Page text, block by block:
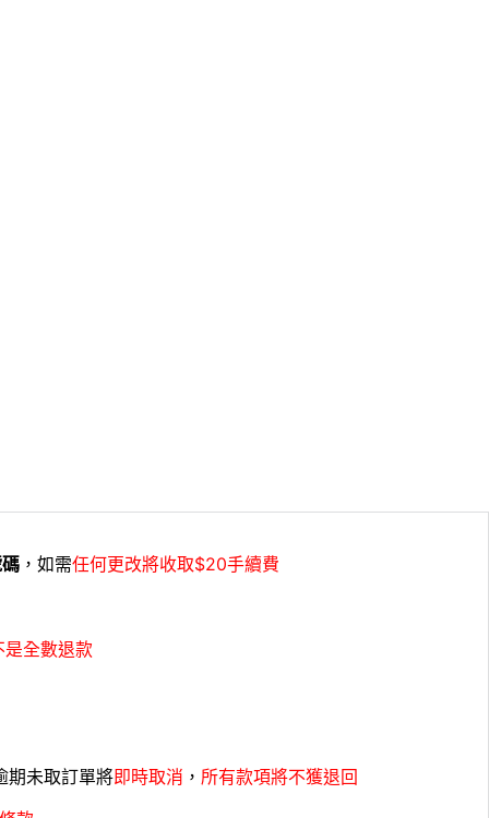
，如需任何更改將收取$20手續費
是全數退款
期未取訂單將即時取消 ， 所有款項將不獲退回